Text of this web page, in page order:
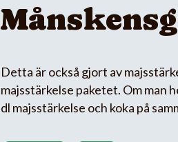
Detta är också gjort av
majsstärkelse paketet. Om man
dl majsstärkelse och koka på